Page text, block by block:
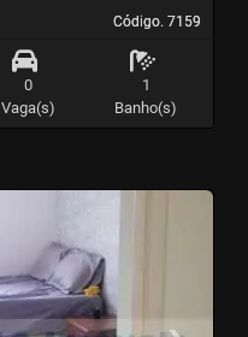
Código. 7159
Código. 7159
0
Vaga(s)
1
Banho(s)